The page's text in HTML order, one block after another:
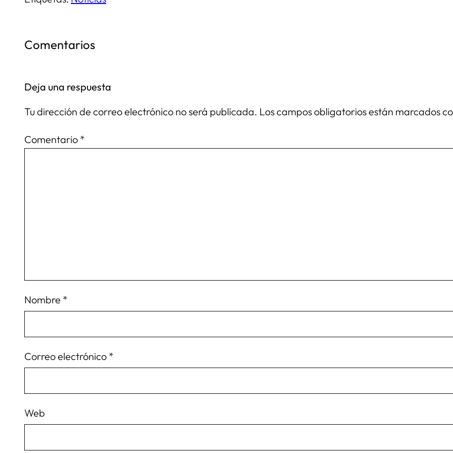
Comentarios
Deja una respuesta
Tu dirección de correo electrónico no será publicada. Los campos obligatorios están marcados
Comentario *
Nombre *
Correo electrónico *
Web